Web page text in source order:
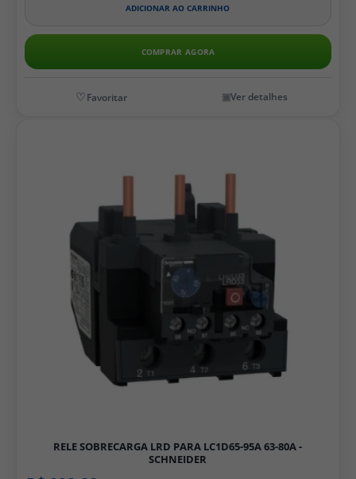
ADICIONAR AO CARRINHO
COMPRAR AGORA
Ver detalhes
RELE SOBRECARGA LRD PARA LC1D65-95A 63-80A -
SCHNEIDER